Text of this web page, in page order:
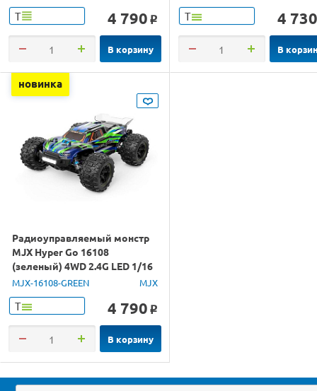
Т 4 790 o
В корзину
Т 4 730
В
новинка
Радиоуправляемый монстр
MJX Hyper Go 16108
(зеленый) 4WD 2.4G LED 1/16
RTR
MJX-16108-GREEN MJX
Т 4 790 o
В корзину